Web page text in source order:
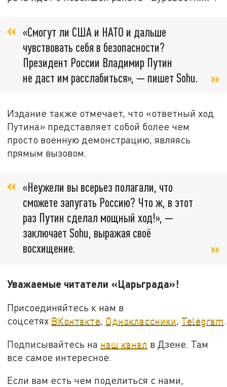
«Смогут ли США и НАТО и дальше
чувствовать себя в безопасности?
Президент России Владимир Путин
не даст им расслабиться», — пишет Sohu.
Издание также отмечает, что «ответный ход
Путина» представляет собой более чем
просто военную демонстрацию, являясь
прямым вызовом.
«Неужели вы всерьез полагали, что
сможете запугать Россию? Что ж, в этот
раз Путин сделал мощный ход!», —
заключает Sohu, выражая своё
восхищение.
Уважаемые читатели «Царьграда»!
Присоединяйтесь к нам в
соцсетях ВКонтакте, Одноклассники, Telegram.
Подписывайтесь на наш канал в Дзене. Там
все самое интересное.
Если вам есть чем поделиться с нами,